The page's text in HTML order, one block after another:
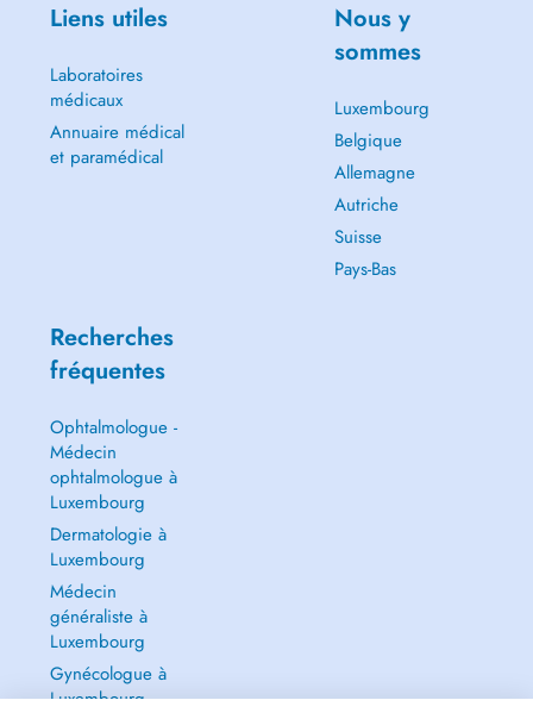
Liens utiles
Laboratoires
médicaux
Annuaire médical
et paramédical
Nous y
sommes
Luxembourg
Belgique
Allemagne
Autriche
Suisse
Pays-Bas
Recherches
fréquentes
Ophtalmologue -
Médecin
ophtalmologue à
Luxembourg
Dermatologie à
Luxembourg
Médecin
généraliste à
Luxembourg
Gynécologue à
Luxembourg